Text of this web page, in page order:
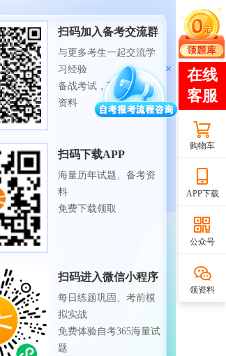
扫码加入备考交流群
与更多考生一起交流学
习经验
备战考试，获取试题及
资料
扫码下载APP
海量历年试题、备考资
料
免费下载领取
扫码进入微信小程序
每日练题巩固、考前模
拟实战
免费体验自考365海量试
题
购物车
APP下载
公众号
领资料